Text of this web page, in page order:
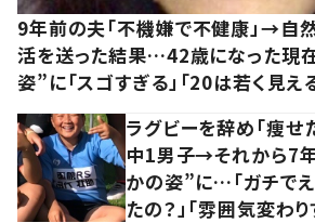
9年前の夫「不機嫌で不健康」→自
活を送った結果…42歳になった現
姿”に「スゴすぎる」「20は若く見え
ラグビーを辞め「痩せ
中1男子→それから7
かの姿”に…「ガチでえ
たの？」「雰囲気変わり